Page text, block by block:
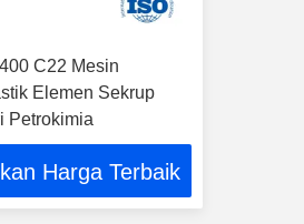
C22 Mesin
Elemen Sekrup
Petrokimia
Harga Terbaik